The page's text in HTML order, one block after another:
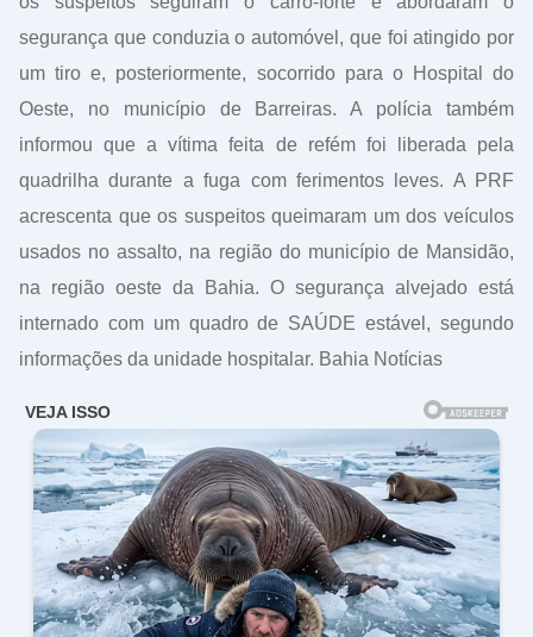
segurança que conduzia o automóvel, que foi atingido por
um tiro e, posteriormente, socorrido para o Hospital do
Oeste, no município de Barreiras. A polícia também
informou que a vítima feita de refém foi liberada pela
quadrilha durante a fuga com ferimentos leves. A PRF
acrescenta que os suspeitos queimaram um dos veículos
usados no assalto, na região do município de Mansidão,
na região oeste da Bahia. O segurança alvejado está
internado com um quadro de SAÚDE estável, segundo
informações da unidade hospitalar. Bahia Notícias